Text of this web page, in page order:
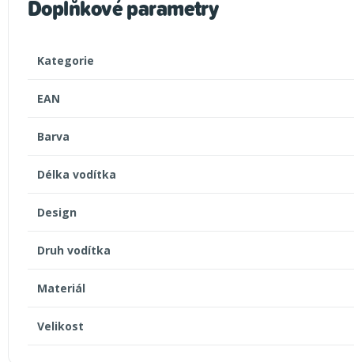
Doplňkové parametry
Kategorie
EAN
Barva
Délka vodítka
Design
Druh vodítka
Materiál
Velikost